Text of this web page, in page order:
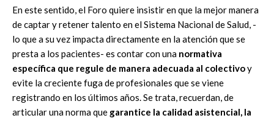
En este sentido, el Foro quiere insistir en que la mejor manera
de captar y retener talento en el Sistema Nacional de Salud, -
lo que a su vez impacta directamente en la atención que se
presta a los pacientes- es contar con una normativa
específica que regule de manera adecuada al colectivoy
evite la creciente fuga de profesionales que se viene
registrando en los últimos años. Se trata, recuerdan, de
articular una norma que garantice la calidad asistencial, la